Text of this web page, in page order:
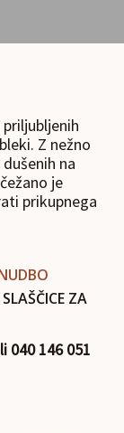
Z nežno
na
je
prikupnega
ZA
040 146 051